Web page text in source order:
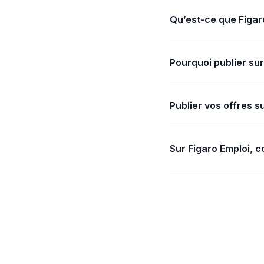
Qu’est-ce que
booster votre
Pourquoi publier
assure une visibilité
Publier vos offres
sites d'emploi
Sur Figaro Emploi,